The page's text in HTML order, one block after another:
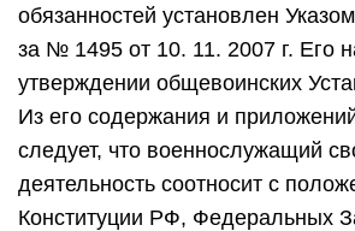
обязанностей установлен
за № 1495 от 10. 11. 2007 г. Его
утверждении общевоинских
Из его содержания и
следует, что военнослужащий
деятельность соотносит с
Конституции РФ, Федеральных